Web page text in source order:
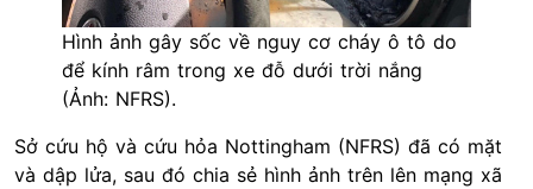
Hình ảnh gây sốc về nguy cơ cháy ô tô do
để kính râm trong xe đỗ dưới trời nắng
(Ảnh: NFRS).
Sở cứu hộ và cứu hỏa Nottingham (NFRS) đã có mặt
và dập lửa, sau đó chia sẻ hình ảnh trên lên mạng xã